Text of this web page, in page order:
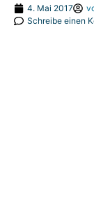
4. Mai 2017
Schreibe einen